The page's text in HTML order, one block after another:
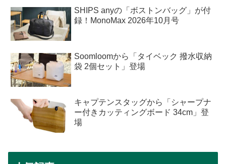
SHIPS anyの「ボストンバッグ」が付
録！MonoMax 2026年10月号
Soomloomから「タイベック 撥水収納
袋 2個セット」登場
キャプテンスタッグから「シャープナ
ー付きカッティングボード 34cm」登
場